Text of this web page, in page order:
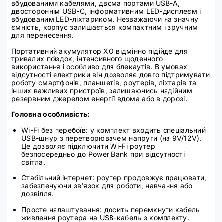
вбудованими кабелями, двома портами USB-A,
двостороннім USB-C, інформативним LED-дисплеєм і
вбудованим LED-ліхтариком. Незважаючи на значну
ємність, корпус залишається компактним і зручним
для перенесення.
Портативний акумулятор XO відмінно підійде для
тривалих поїздок, інтенсивного щоденного
використання і особливо для блекаутів. В умовах
відсутності електрики він дозволяє довго підтримувати
роботу смартфонів, планшетів, роутерів, ліхтарів та
інших важливих пристроїв, залишаючись надійним
резервним джерелом енергії вдома або в дорозі.
Головна особливість:
Wi-Fi без перебоїв: у комплект входить спеціальний
USB-шнур з перетворювачем напруги (на 9V/12V).
Це дозволяє підключити Wi-Fi роутер
безпосередньо до Power Bank при відсутності
світла.
Стабільний інтернет: роутер продовжує працювати,
забезпечуючи зв'язок для роботи, навчання або
дозвілля.
Просте налаштування: досить перемкнути кабель
живлення роутера на USB-кабель з комплекту.